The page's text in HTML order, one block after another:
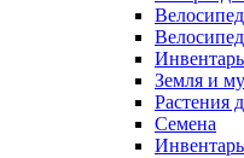
Земля и
Растения
Семена